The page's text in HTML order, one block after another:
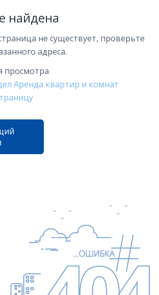
найдена
не существует, проверьте
адреса.
просмотра
Аренда квартир и комнат